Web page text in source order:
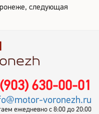
следующая
630-00-01
voronezh.ru
ежедневно с 8:00 до 20:00